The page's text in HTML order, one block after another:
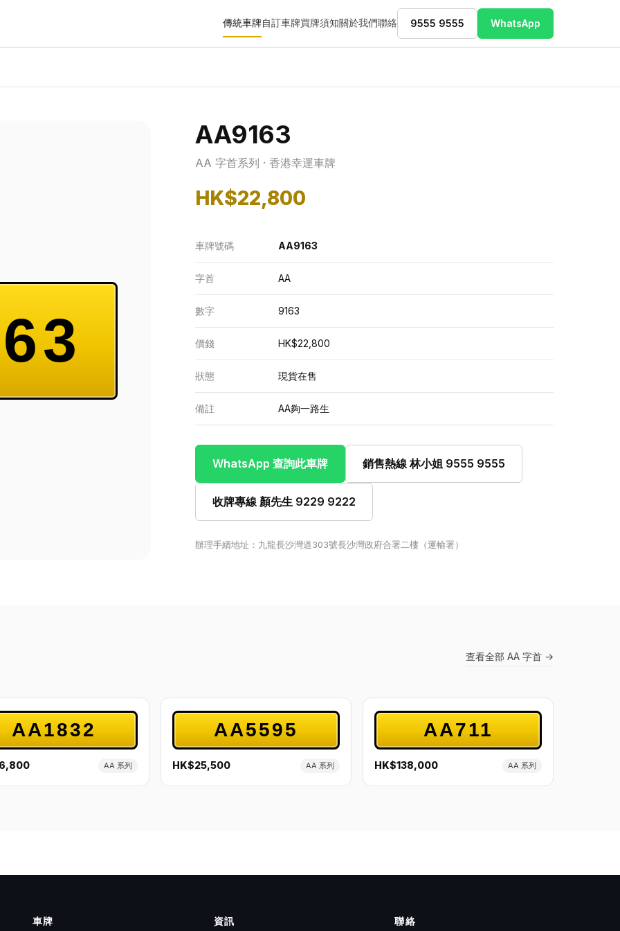
傳統車牌自訂車牌買牌須知關於我們聯絡 9555 9555 WhatsApp
AA9163
AA 字首系列 · 香港幸運車牌
HK$22,800
車牌號碼 AA9163
字首 AA
數字 9163
價錢 HK$22,800
狀態 現貨在售
備註 AA夠一路生
WhatsApp 查詢此車牌 銷售熱線 林小姐 9555 9555
收牌專線 顏先生 9229 9222
辦理手續地址：九龍長沙灣道303號長沙灣政府合署二樓（運輸署）
查看全部 AA 字首 →
AA1832
AA 系列
AA5595
HK$25,500 AA 系列
AA711
HK$138,000 AA 系列
車牌 資訊 聯絡